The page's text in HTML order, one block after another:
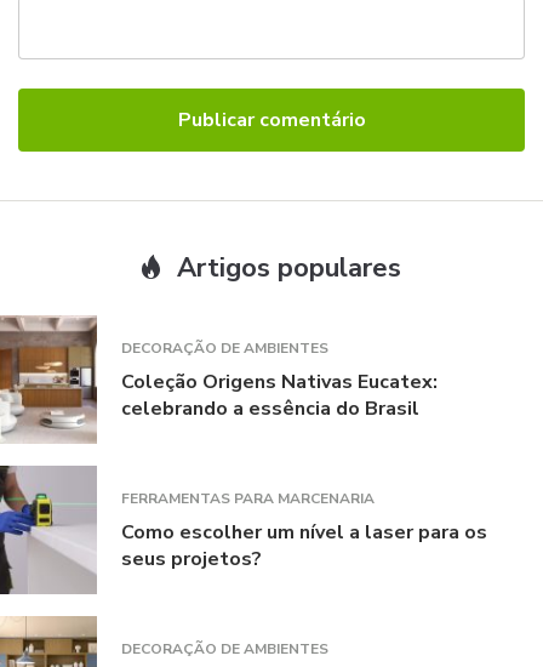
Artigos populares
DECORAÇÃO DE AMBIENTES
Coleção Origens Nativas Eucatex:
celebrando a essência do Brasil
FERRAMENTAS PARA MARCENARIA
Como escolher um nível a laser para os
seus projetos?
DECORAÇÃO DE AMBIENTES